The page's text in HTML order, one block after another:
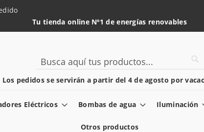
Tu tienda online Nº1 de energías renovables
pedidos se servirán a partir del 4 de agosto por
Search
Eléctricos Bombas de agua Iluminación
Otros productos